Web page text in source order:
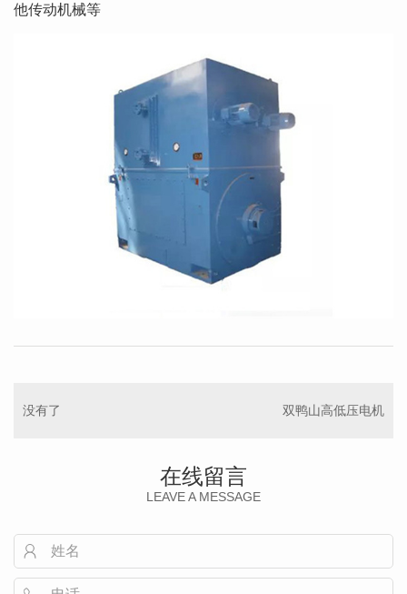
他传动机械等
没有了 双鸭山高低压电机
在线留言
LEAVE A MESSAGE